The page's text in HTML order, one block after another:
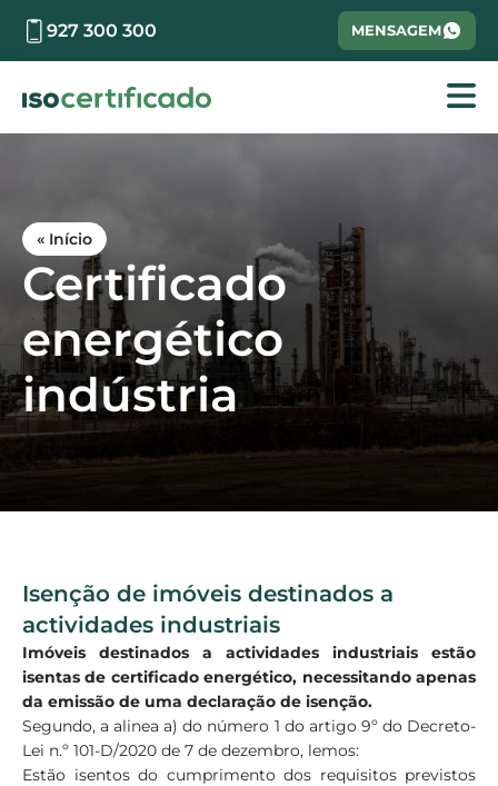
927 300 300 MENSAGEM
« Início
Certificado
energético
indústria
Isenção de imóveis destinados a
actividades industriais
Imóveis destinados a actividades industriais estão
isentas de certificado energético, necessitando apenas
da emissão de uma declaração de isenção.
Segundo, a alinea a) do número 1 do artigo 9º do Decreto-
Lei n.º 101-D/2020 de 7 de dezembro, lemos:
Estão isentos do cumprimento dos requisitos previstos